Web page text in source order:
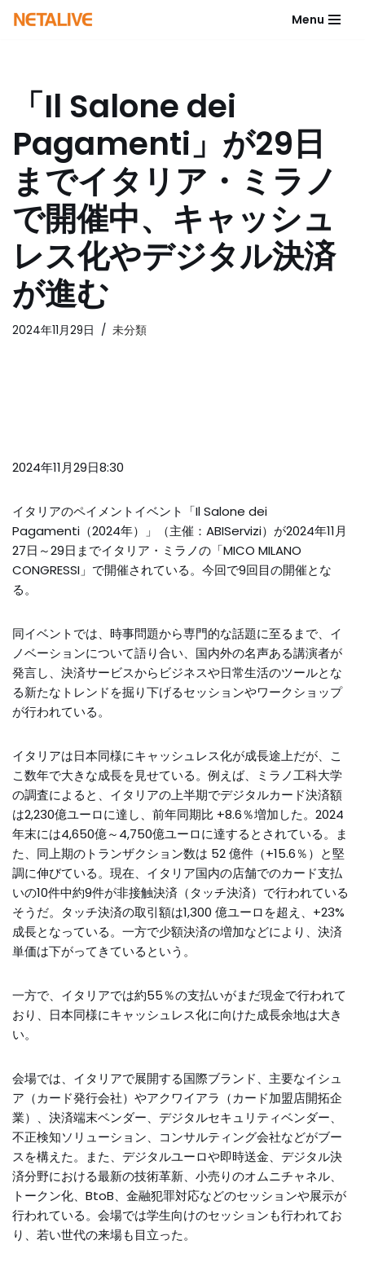
へ
キ
ッ
プ
Menu
「Il Salone dei
Pagamenti」が29日
までイタリア・ミラノ
で開催中、キャッシュ
レス化やデジタル決済
が進む
2024年11月29日 未分類
2024年11月29日8:30
イタリアのペイメントイベント「Il Salone dei
Pagamenti（2024年）」（主催：ABIServizi）が2024年11月
27日～29日までイタリア・ミラノの「MICO MILANO
CONGRESSI」で開催されている。今回で9回目の開催とな
る。
同イベントでは、時事問題から専門的な話題に至るまで、イ
ノベーションについて語り合い、国内外の名声ある講演者が
発言し、決済サービスからビジネスや日常生活のツールとな
る新たなトレンドを掘り下げるセッションやワークショップ
が行われている。
イタリアは日本同様にキャッシュレス化が成長途上だが、こ
こ数年で大きな成長を見せている。例えば、ミラノ工科大学
の調査によると、イタリアの上半期でデジタルカード決済額
は2,230億ユーロに達し、前年同期比 +8.6％増加した。2024
年末には4,650億～4,750億ユーロに達するとされている。ま
た、同上期のトランザクション数は 52 億件（+15.6％）と堅
調に伸びている。現在、イタリア国内の店舗でのカード支払
いの10件中約9件が非接触決済（タッチ決済）で行われている
そうだ。タッチ決済の取引額は1,300 億ユーロを超え、+23%
成長となっている。一方で少額決済の増加などにより、決済
単価は下がってきているという。
一方で、イタリアでは約55％の支払いがまだ現金で行われて
おり、日本同様にキャッシュレス化に向けた成長余地は大き
い。
会場では、イタリアで展開する国際ブランド、主要なイシュ
ア（カード発行会社）やアクワイアラ（カード加盟店開拓企
業）、決済端末ベンダー、デジタルセキュリティベンダー、
不正検知ソリューション、コンサルティング会社などがブー
スを構えた。また、デジタルユーロや即時送金、デジタル決
済分野における最新の技術革新、小売りのオムニチャネル、
トークン化、BtoB、金融犯罪対応などのセッションや展示が
行われている。会場では学生向けのセッションも行われてお
り、若い世代の来場も目立った。